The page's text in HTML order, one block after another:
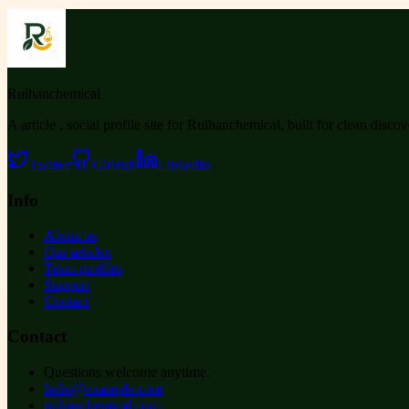
Ruihanchemical
A article , social profile site for Ruihanchemical, built for clean
Twitter GitHub LinkedIn
Info
About us
Our articles
Team profiles
Support
Contact
Contact
Questions welcome anytime.
hello@example.com
ruihanchemical.com